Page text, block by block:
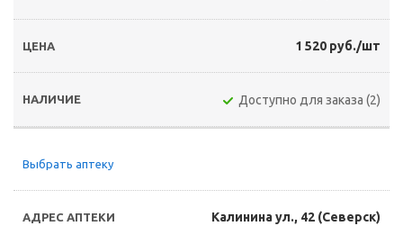
1 520 руб./шт
Доступно для заказа (2)
Выбрать аптеку
Калинина ул., 42 (Северск)